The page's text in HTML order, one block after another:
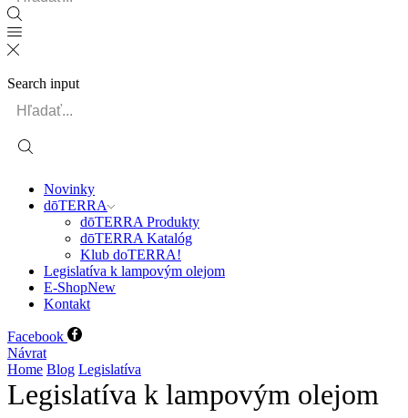
Search input
Novinky
dōTERRA
dōTERRA Produkty
dōTERRA Katalóg
Klub doTERRA!
Legislatíva k lampovým olejom
E-ShopNew
Kontakt
Facebook
Návrat
Home Blog Legislatíva
Legislatíva k lampovým olejom